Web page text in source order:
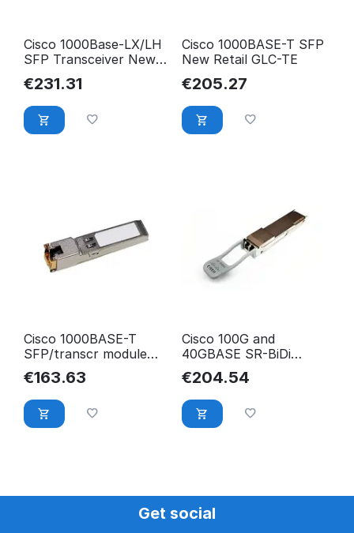
Cisco 1000Base-LX/LH
SFP Transceiver New
Retail GLC-LH-SMD=
€231.31
Cisco 1000BASE-T SFP
New Retail GLC-TE
€205.27
Cisco 1000BASE-T
SFP/transcr module
New Retail GLC-TE=
€163.63
Cisco 100G and
40GBASE SR-BiDi
QSFP Transceiver, LC,
100m OM4 MMF QSFP-
40/100-SRBD
€204.54
Get social